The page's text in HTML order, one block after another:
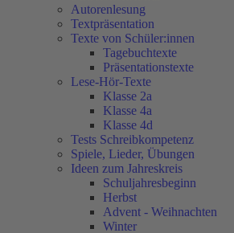
Autorenlesung
Textpräsentation
Texte von Schüler:innen
Tagebuchtexte
Präsentationstexte
Lese-Hör-Texte
Klasse 2a
Klasse 4a
Klasse 4d
Tests Schreibkompetenz
Spiele, Lieder, Übungen
Ideen zum Jahreskreis
Schuljahresbeginn
Herbst
Advent - Weihnachten
Winter